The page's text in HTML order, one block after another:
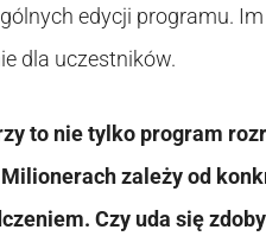
edycji programu.
dla uczestników.
to nie tylko program
zależy od
Czy uda się